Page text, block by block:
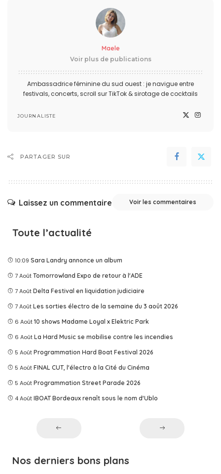
Maele
Voir plus de publications
Ambassadrice féminine du sud ouest : je navigue entre
festivals, concerts, scroll sur TikTok & sirotage de cocktails
JOURNALISTE
PARTAGER SUR
Laissez un commentaire Voir les commentaires
Toute l’actualité
10:09 Sara Landry annonce un album
7 Août Tomorrowland Expo de retour à l'ADE
7 Août Delta Festival en liquidation judiciaire
7 Août Les sorties électro de la semaine du 3 août 2026
6 Août 10 shows Madame Loyal x Elektric Park
6 Août La Hard Music se mobilise contre les incendies
5 Août Programmation Hard Boat Festival 2026
5 Août FINAL CUT, l'électro à la Cité du Cinéma
5 Août Programmation Street Parade 2026
4 Août IBOAT Bordeaux renaît sous le nom d'Ublo
Nos derniers bons plans